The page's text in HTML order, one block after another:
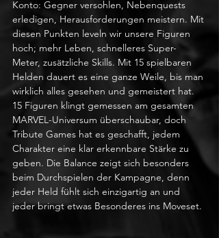
Konto: Gegner versohlen, Nebenquests
erledigen, Herausforderungen meistern. Mit
diesen Punkten leveln wir unsere Figuren
hoch; mehr Leben, schnelleres Super-
Meter, zusätzliche Skills. Mit 15 spielbaren
Helden dauert es eine ganze Weile, bis man
wirklich alles gesehen und gemeistert hat.
15 Figuren klingt gemessen am gesamten
MARVEL-Universum überschaubar, doch
Tribute Games hat es geschafft, jedem
Charakter eine klar erkennbare Stärke zu
geben. Die Balance zeigt sich besonders
beim Durchspielen der Kampagne, denn
jeder Held fühlt sich einzigartig an und
jeder bringt etwas Besonderes ins Moveset.